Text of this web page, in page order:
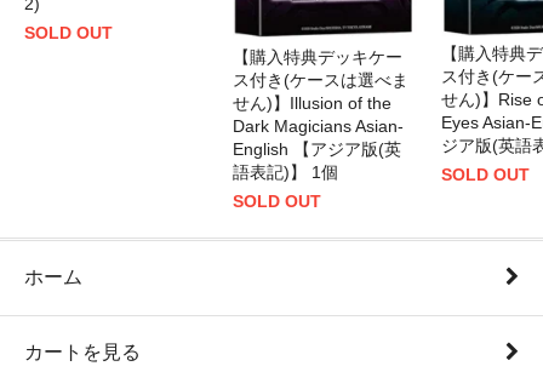
2)
SOLD OUT
【購入特典デッキケー
ス付き(ケースは選べま
せん)】Illusion of the
Dark Magicians Asian-
English 【アジア版(英
語表記)】 1個
SOLD OUT
【購入特典
ス付き(ケー
せん)】Rise
Eyes Asian-
ジア版(英語
SOLD OUT
ホーム
カートを見る